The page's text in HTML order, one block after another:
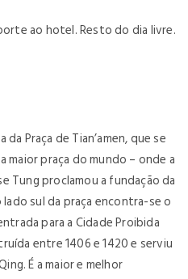
ao hotel. Resto do dia livre.
Praça de Tian’amen, que se
maior praça do mundo – onde a
Tung proclamou a fundação da
lado sul da praça encontra-se o
para a Cidade Proibida
entre 1406 e 1420 e serviu
É a maior e melhor